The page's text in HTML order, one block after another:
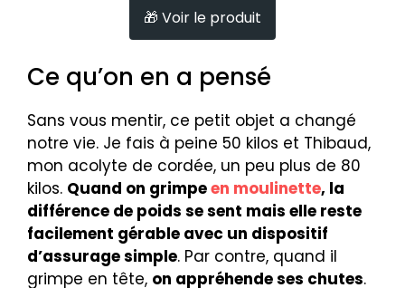
Voir le produit
Ce qu’on en a pensé
Sans vous mentir, ce petit objet a changé
notre vie. Je fais à peine 50 kilos et Thibaud,
mon acolyte de cordée, un peu plus de 80
kilos. Quand on grimpeen moulinette, la
différence de poids se sent mais elle reste
facilement gérable avec un dispositif
d’assurage simple. Par contre, quand il
grimpe en tête, on appréhende ses chutes.